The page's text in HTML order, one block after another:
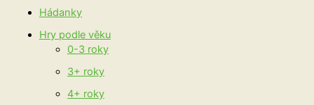
Hádanky
Hry podle věku
0-3 roky
3+ roky
4+ roky